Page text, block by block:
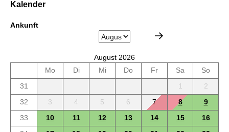
Kalender
Ankunft
August 2026
Mo
Di Mi Do Fr Sa
So
31
1
2
32
3 4 5 6 7 8
9
33
10 11 12 13 14 15
16